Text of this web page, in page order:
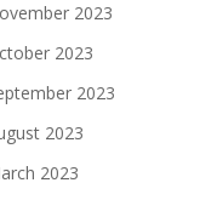
2023
2023
2023
2023
2023